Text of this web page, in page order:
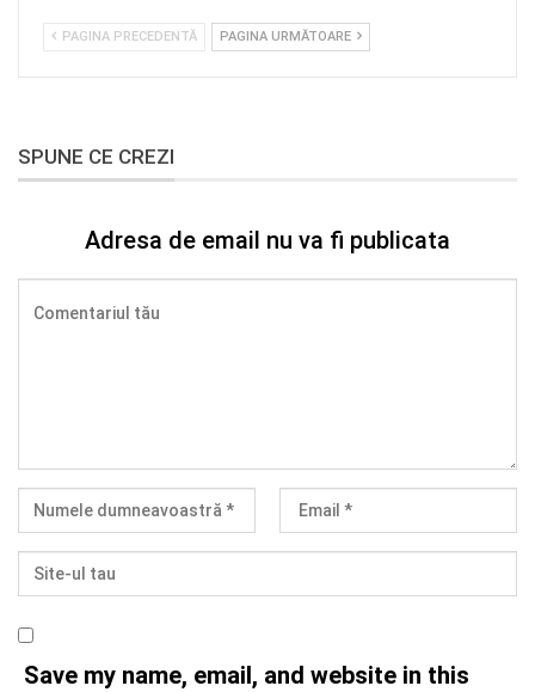
PAGINA PRECEDENTĂ PAGINA URMĂTOARE
SPUNE CE CREZI
Adresa de email nu va fi publicata
Save my name, email, and website in this